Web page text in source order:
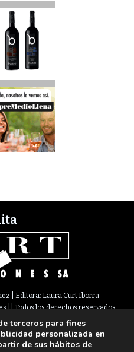
| Editora: Laura Curt Iborra
|| Todos los derechos reservados
de Cookies Suscripción
Contacto
|933 180 101¦ Fax 933 183 505
terceros para fines
personalizada en
de sus hábitos de